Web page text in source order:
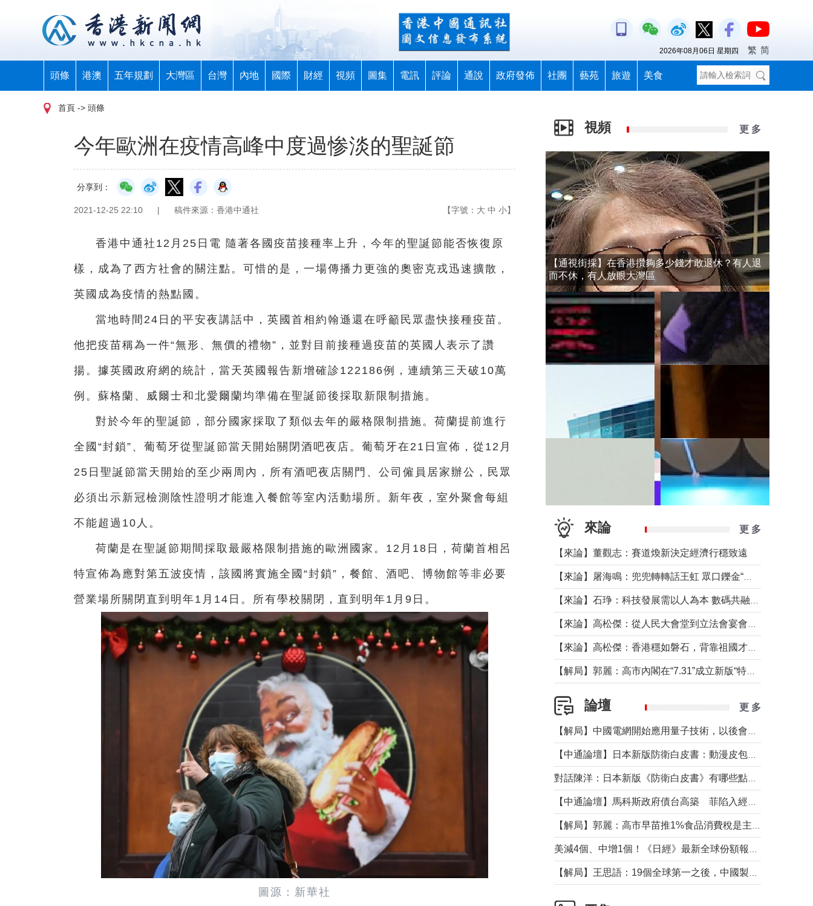
頭條 港澳 五年規劃 大灣區 台灣 內地 國際 財經 視頻 圖集 電訊 評論 通說 政府發佈 社團 藝苑 旅遊 美食
2026年08月06日 星期四 繁 简
首頁 -> 頭條
今年歐洲在疫情高峰中度過惨淡的聖誕節
分享到：
2021-12-25 22:10 | 稿件來源：香港中通社 【字號： 大 中 小】
香港中通社12月25日電 隨著各國疫苗接種率上升，今年的聖誕節能否恢復原
樣，成為了西方社會的關注點。可惜的是，一場傳播力更強的奧密克戎迅速擴散，
英國成為疫情的熱點國。
當地時間24日的平安夜講話中，英國首相約翰遜還在呼籲民眾盡快接種疫苗。
他把疫苗稱為一件“無形、無價的禮物”，並對目前接種過疫苗的英國人表示了讚
揚。據英國政府網的統計，當天英國報告新增確診122186例，連續第三天破10萬
例。蘇格蘭、威爾士和北愛爾蘭均準備在聖誕節後採取新限制措施。
對於今年的聖誕節，部分國家採取了類似去年的嚴格限制措施。荷蘭提前進行
全國“封鎖”、葡萄牙從聖誕節當天開始關閉酒吧夜店。葡萄牙在21日宣佈，從12月
25日聖誕節當天開始的至少兩周內，所有酒吧夜店關門、公司僱員居家辦公，民眾
必須出示新冠檢測陰性證明才能進入餐館等室內活動場所。新年夜，室外聚會每組
不能超過10人。
荷蘭是在聖誕節期間採取最嚴格限制措施的歐洲國家。12月18日，荷蘭首相呂
特宣佈為應對第五波疫情，該國將實施全國“封鎖”，餐館、酒吧、博物館等非必要
營業場所關閉直到明年1月14日。所有學校關閉，直到明年1月9日。
圖源：新華社
視頻 更 多
【通視街採】在香港攢夠多少錢才敢退休？有人退
而不休，有人放眼大灣區
來論 更 多
【來論】董觀志：賽道煥新決定經濟行穩致遠
論壇 更 多